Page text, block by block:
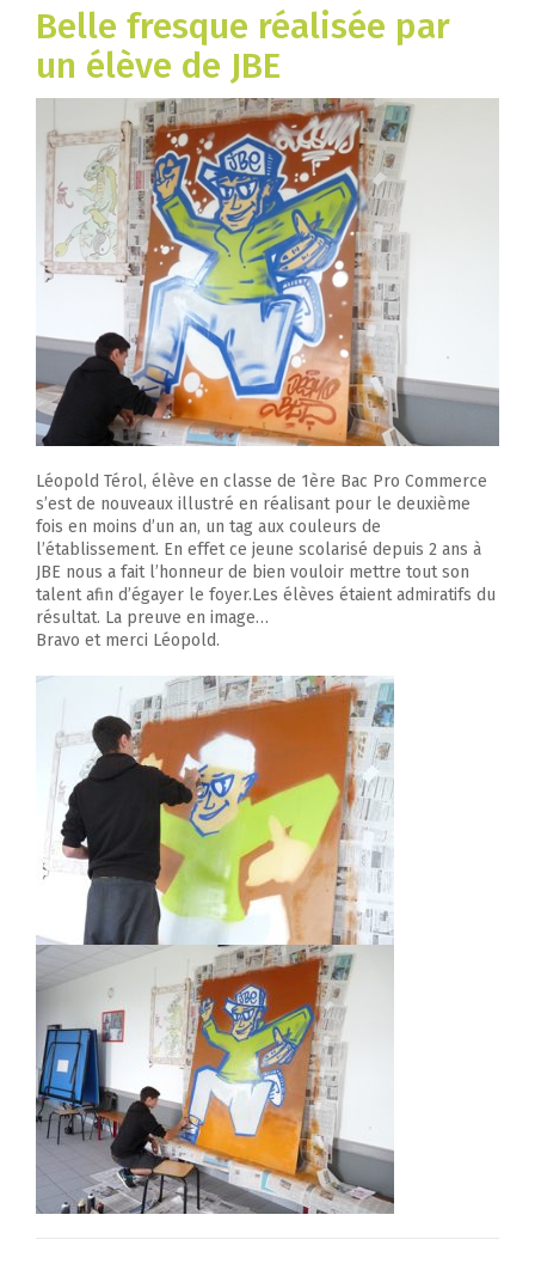
Belle fresque réalisée par
un élève de JBE
Léopold Térol, élève en classe de 1ère Bac Pro Commerce
s’est de nouveaux illustré en réalisant pour le deuxième
fois en moins d’un an, un tag aux couleurs de
l’établissement. En effet ce jeune scolarisé depuis 2 ans à
JBE nous a fait l’honneur de bien vouloir mettre tout son
talent afin d’égayer le foyer.Les élèves étaient admiratifs du
résultat. La preuve en image…
Bravo et merci Léopold.